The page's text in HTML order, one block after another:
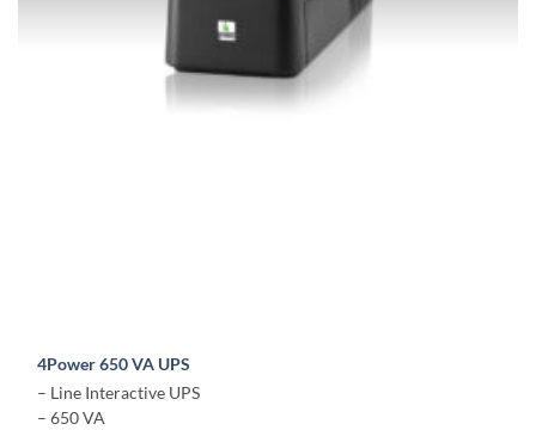
4Power 650 VA UPS
– Line Interactive UPS
– 650 VA